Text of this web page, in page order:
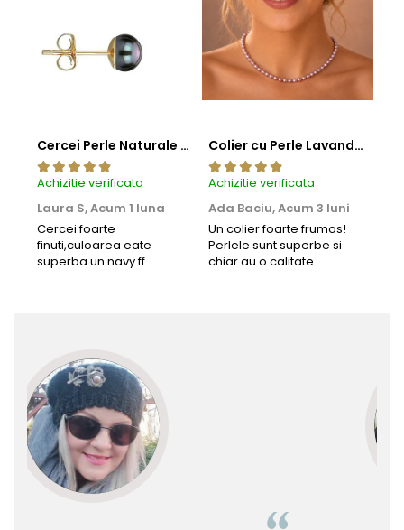
Cercei Perle Naturale Negre 5-6 mm, Buton AAA, Aur 14K (aur 585), Tip Șurub | KASKADDA®
Achizitie verificata
Laura S,Acum 1 luna
Cercei foarte
finuti,culoarea eate
superba un navy ff
Colier cu Perle Lavanda la Baza Gatului, de 4-5 mm, Perle Rare, Calitate AAA+, Aur 14K | KASKADDA®
Achizitie verificata
Ada Baciu,Acum 3 luni
Un colier foarte frumos!
Perlele sunt superbe si
chiar au o calitate